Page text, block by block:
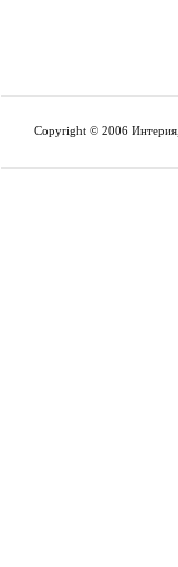
Copyright © 2006 Интерия,